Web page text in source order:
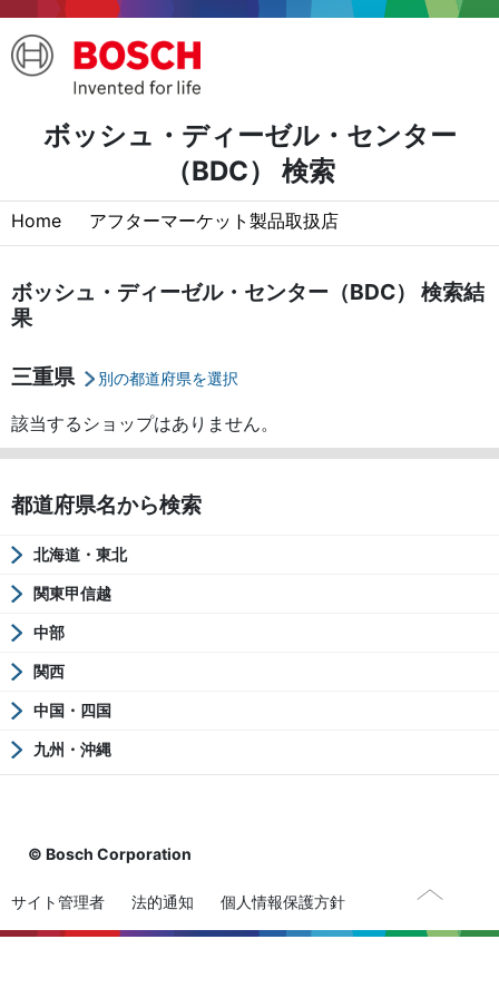
ボッシュ・ディーゼル・センター
（BDC） 検索
Home アフターマーケット製品取扱店
ボッシュ・ディーゼル・センター（BDC） 検索結
果
三重県 別の都道府県を選択
該当するショップはありません。
都道府県名から検索
北海道・東北
関東甲信越
中部
関西
中国・四国
九州・沖縄
© Bosch Corporation
サイト管理者 法的通知 個人情報保護方針